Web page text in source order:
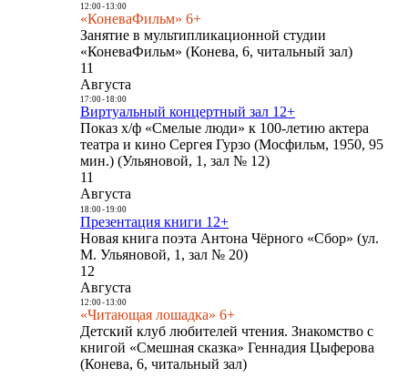
12:00- 13:00
«КоневаФильм» 6+
Занятие в мультипликационной студии
«КоневаФильм» (Конева, 6, читальный зал)
11
Августа
17:00- 18:00
Виртуальный концертный зал 12+
Показ х/ф «Смелые люди» к 100-летию актера
театра и кино Сергея Гурзо (Мосфильм, 1950, 95
мин.) (Ульяновой, 1, зал № 12)
11
Августа
18:00- 19:00
Презентация книги 12+
Новая книга поэта Антона Чёрного «Сбор» (ул.
М. Ульяновой, 1, зал № 20)
12
Августа
12:00- 13:00
«Читающая лошадка» 6+
Детский клуб любителей чтения. Знакомство с
книгой «Смешная сказка» Геннадия Цыферова
(Конева, 6, читальный зал)